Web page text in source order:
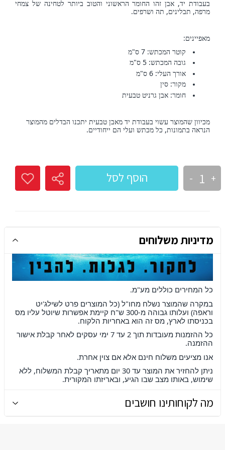
בעבודת יד, אבן זהו החומר הראשוני והטוב ביותר לטחינה של צמחי
מרפה, תבלינים, תה ושרפים.
מאפיינים:
קוטר המכתש: 7 ס"מ
גובה המכתש: 5 ס"מ
אורך העלי: 6 ס"מ
מקור: סין
חומר: אבן גרניט טבעית
מכיוון שהמוצר עשוי בעבודת יד מאבן טבעית יתכנו הבדלים מהמוצר
הנראה בתמונות, כל מכתש ועלי הם ייחודיים.
הוסף לסל +
-
מדיניות משלוחים
כל המחירים כוללים מע"מ.
במקרה שהמוצר נשלח מחו"ל (כל המוצרים פרט לשילג'יט
וראפה) ועלותו גבוהה מ-300 ש"ח קיימת אפשרות שיוטל עליו מס
בכניסתו לארץ, מס זה הוא באחריות הלקוח.
כל ההזמנות מעובדות תוך 2 עד 7 ימי עסקים לאחר קבלת אישור
ההזמנה.
אנו מציעים משלוח חינם אלא אם צוין אחרת.
ניתן להחזיר את המוצר עד 30 יום מתאריך קבלת המשלוח, ללא
שימוש, באותו מצב שבו הגיע, ובאריזתו המקורית.
מה לקוחותינו חושבים